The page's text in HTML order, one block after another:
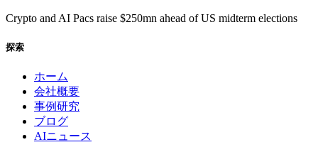
Crypto and AI Pacs raise $250mn ahead of US midterm elections
探索
ホーム
会社概要
事例研究
ブログ
AIニュース